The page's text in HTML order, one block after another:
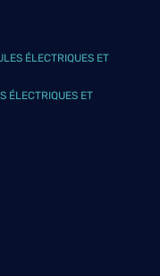
ÉLECTRIQUES ET
ÉLECTRIQUES ET